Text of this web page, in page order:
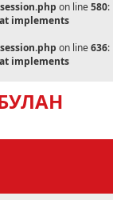
on line580:
implements
on line636:
implements